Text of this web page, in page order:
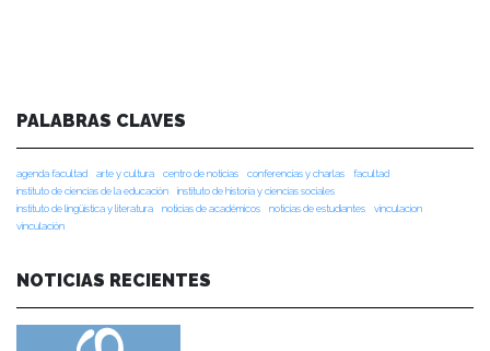
PALABRAS CLAVES
agenda facultad arte y cultura centro de noticias conferencias y charlas
facultad
instituto de ciencias de la educación
instituto de historia y ciencias sociales
instituto de lingüística y literatura
noticias de académicos noticias de estudiantes
vinculacion
vinculación
NOTICIAS RECIENTES